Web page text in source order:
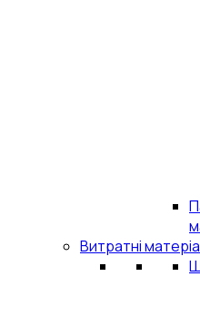
Витратні